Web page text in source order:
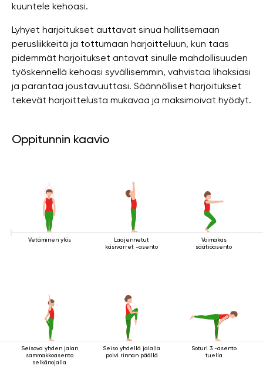
kuuntele kehoasi.
Lyhyet harjoitukset auttavat sinua hallitsemaan
perusliikkeitä ja tottumaan harjoitteluun, kun taas
pidemmät harjoitukset antavat sinulle mahdollisuuden
työskennellä kehoasi syvällisemmin, vahvistaa lihaksiasi
ja parantaa joustavuuttasi. Säännölliset harjoitukset
tekevät harjoittelusta mukavaa ja maksimoivat hyödyt.
Oppitunnin kaavio
Vetäminen ylös
Laajennetut
käsivarret -asento
Voimakas
säätiöasento
Seisova yhden jalan
sammakkoasento
selkänojalla
Seiso yhdellä jalalla
polvi rinnan päällä
Soturi 3 -asento
tuella